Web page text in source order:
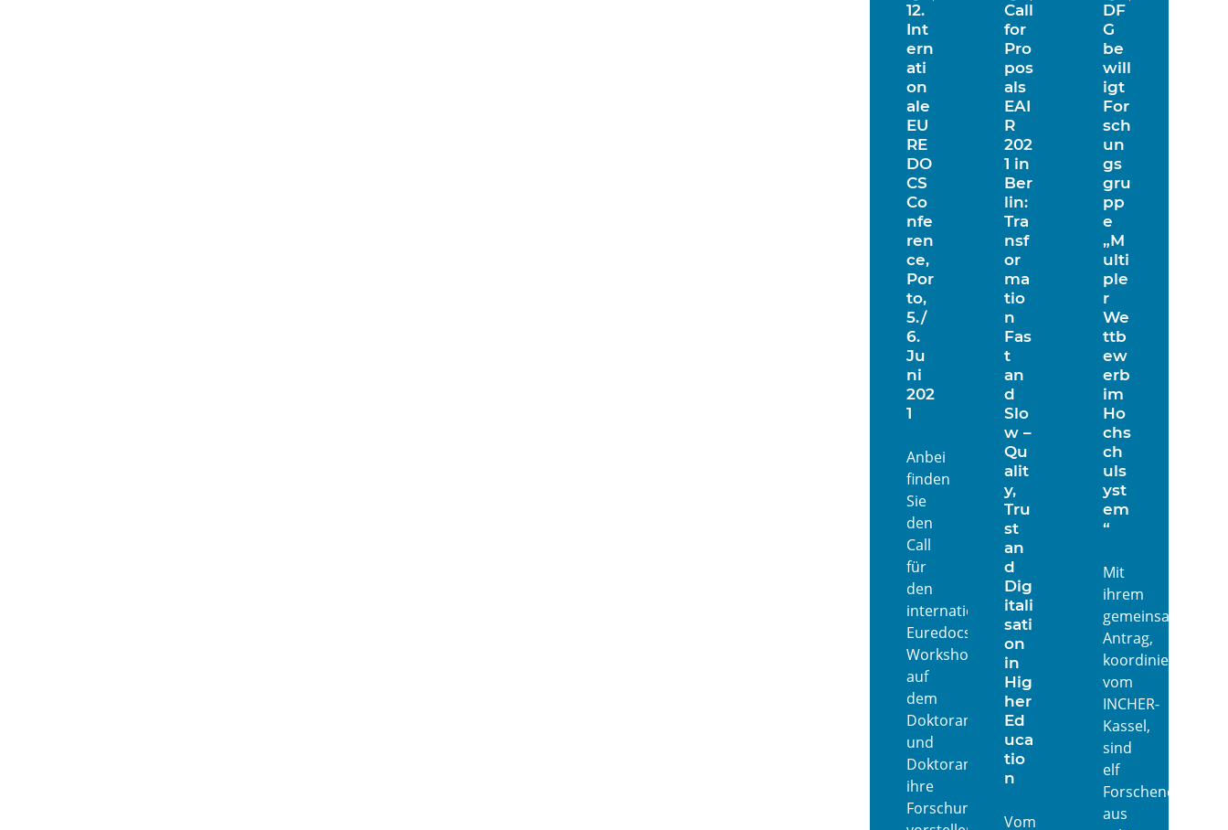
12.
Int
ern
ati
on
ale
EU
RE
DO
CS
Co
nfe
ren
ce,
Por
to,
5./
6.
Ju
ni
202
1
Anbei
finden
Sie
den
Call
für
den
internationalen
Euredocs
Workshop,
auf
dem
Doktorandinnen
und
Doktoranden
ihre
Forschung
Call
for
Pro
pos
als
EAI
R
202
1 in
Ber
lin:
Tra
nsf
or
ma
tio
n
Fas
t
an
d
Slo
w –
Qu
alit
y,
Tru
st
an
d
Dig
itali
sati
on
in
Hig
her
Ed
uca
tio
n
Vom
DF
G
be
will
igt
For
sch
un
gs
gru
pp
e
„M
ulti
ple
r
We
ttb
ew
erb
im
Ho
chs
ch
uls
yst
em
“
Mit
ihrem
gemeinsamen
Antrag,
koordiniert
vom
INCHER-
Kassel,
sind
elf
Forschende
aus